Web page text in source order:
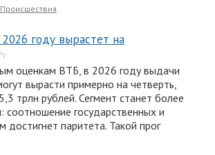
Происшествия
году вырастет на
оценкам ВТБ, в 2026 году выдачи
вырасти примерно на четверть,
трлн рублей. Сегмент станет более
соотношение государственных и
достигнет паритета. Такой прог